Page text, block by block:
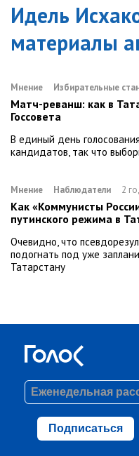
Идель
материалы
Мнение Избирательные
Матч-реванш: как в
Госсовета
В единый день
кандидатов, так что
Мнение Наблюдатели 2
Как «Коммунисты
путинского режима в
Очевидно, что
подогнать под уже
Татарстану
Подписаться